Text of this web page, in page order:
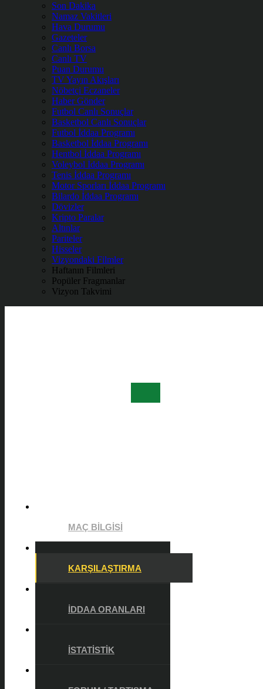
Son Dakika
Namaz Vakitleri
Hava Durumu
Gazeteler
Canlı Borsa
Canlı TV
Puan Durumu
TV Yayın Akışları
Nöbetçi Eczaneler
Haber Gönder
Futbol Canlı Sonuçlar
Basketbol Canlı Sonuçlar
Futbol İddaa Programı
Basketbol İddaa Programı
Hentbol İddaa Programı
Voleybol İddaa Programı
Tenis İddaa Programı
Motor Sporları İddaa Programı
Bilardo İddaa Programı
Dövizler
Kripto Paralar
Altınlar
Pariteler
Hisseler
Vizyondaki Filmler
Haftanın Filmleri
Popüler Fragmanlar
Vizyon Takvimi
MAÇ BILGISI
KARŞILAŞTIRMA
İDDAA ORANLARI
İSTATISTIK